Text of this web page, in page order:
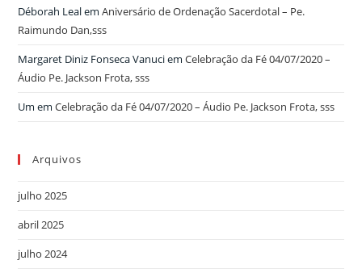
Déborah LealemAniversário de Ordenação Sacerdotal – Pe.
Raimundo Dan,sss
Margaret Diniz Fonseca VanuciemCelebração da Fé 04/07/2020 –
Áudio Pe. Jackson Frota, sss
Um emCelebração da Fé 04/07/2020 – Áudio Pe. Jackson Frota, sss
Arquivos
julho 2025
abril 2025
julho 2024